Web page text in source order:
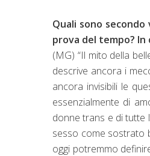
Quali sono
prova del tempo?
(MG) “Il mito della
descrive ancora i
ancora invisibili le
essenzialmente di
donne trans e di tutte
sesso come sostrato
oggi potremmo